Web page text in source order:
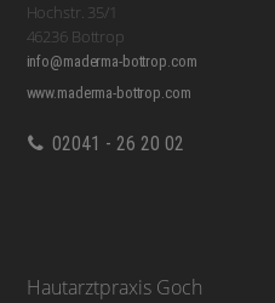
Hochstr. 35/1
46236 Bottrop
info@maderma-bottrop.com
www.maderma-bottrop.com
02041 - 26 20 02
Hautarztpraxis Goch